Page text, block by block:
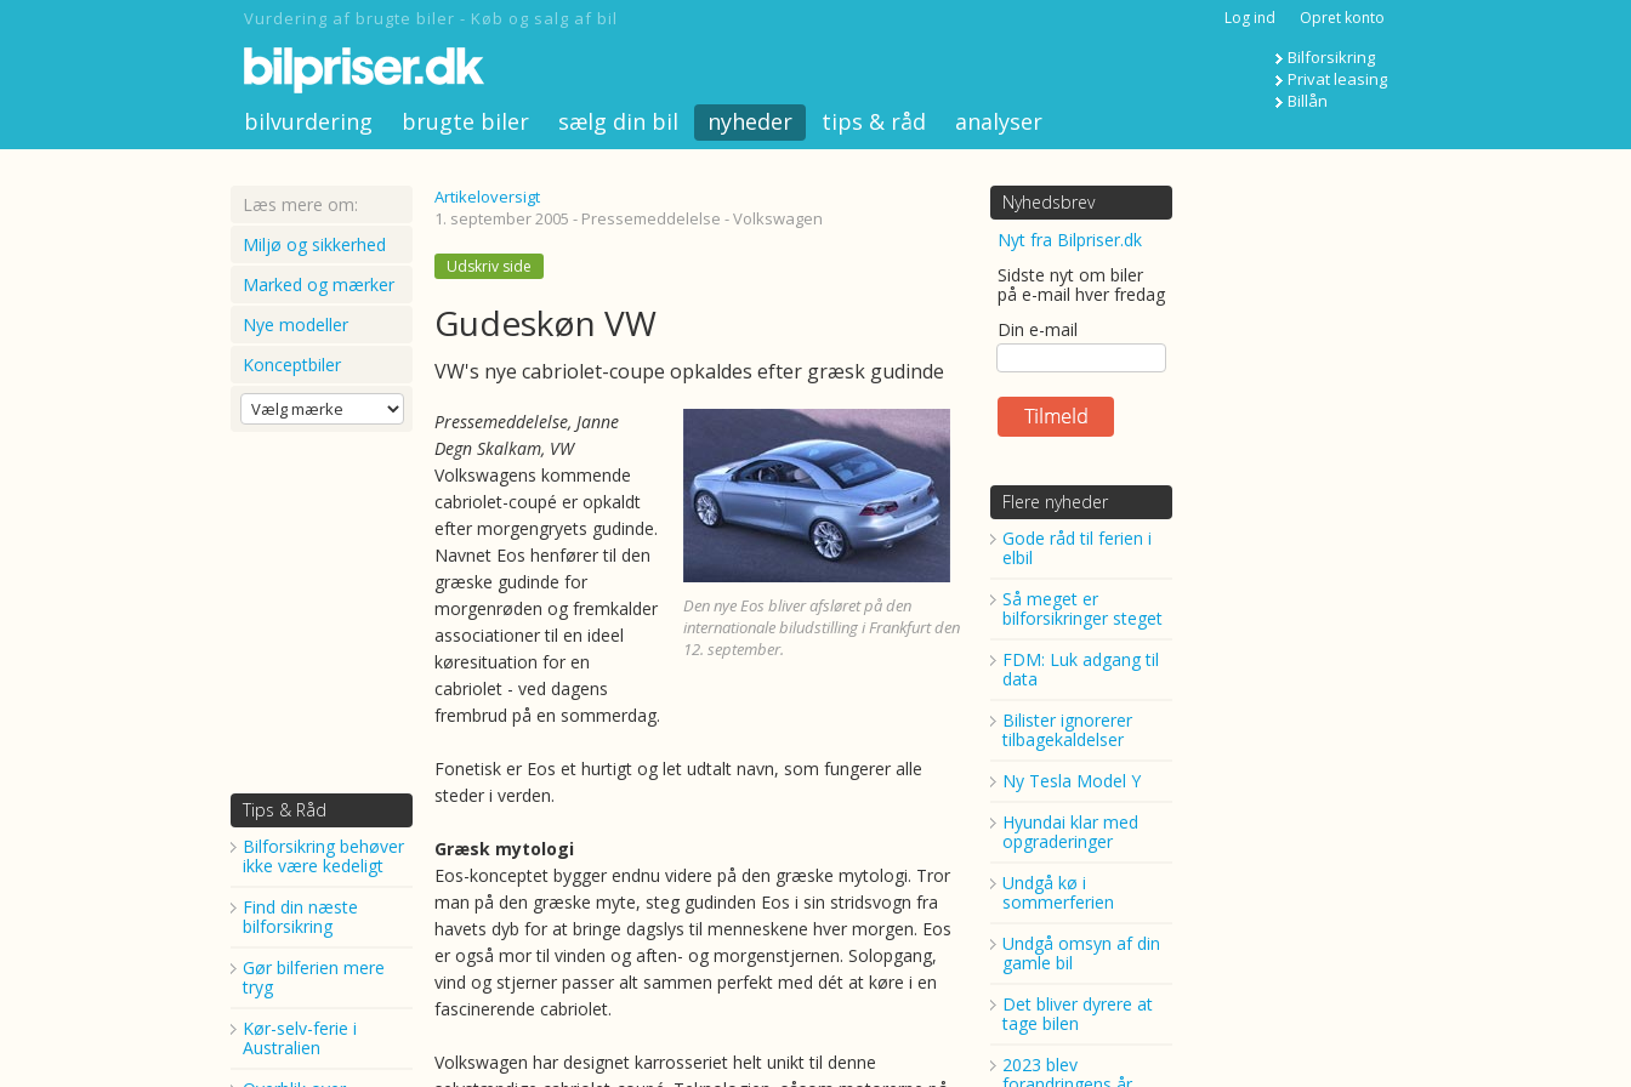
Vurdering af brugte biler - Køb og salg af bil Log ind Opret konto
Bilforsikring
Privat leasing
Billån
bilvurdering brugte biler sælg din bil nyheder tips & råd analyser
Læs mere om:
Miljø og sikkerhed
Marked og mærker
Nye modeller
Konceptbiler
Tips & Råd
Bilforsikring behøver
ikke være kedeligt
Find din næste
bilforsikring
Gør bilferien mere
tryg
Kør-selv-ferie i
Australien
Artikeloversigt
1. september 2005 - Pressemeddelelse - Volkswagen
Udskriv side
Gudeskøn VW
VW's nye cabriolet-coupe opkaldes efter græsk gudinde
Den nye Eos bliver afsløret på den
internationale biludstilling i Frankfurt den
12. september.
Pressemeddelelse, Janne
Degn Skalkam, VW
Volkswagens kommende
cabriolet-coupé er opkaldt
efter morgengryets gudinde.
Navnet Eos henfører til den
græske gudinde for
morgenrøden og fremkalder
associationer til en ideel
køresituation for en
cabriolet - ved dagens
frembrud på en sommerdag.
Fonetisk er Eos et hurtigt og let udtalt navn, som fungerer alle
steder i verden.
Græsk mytologi
Eos-konceptet bygger endnu videre på den græske mytologi. Tror
man på den græske myte, steg gudinden Eos i sin stridsvogn fra
havets dyb for at bringe dagslys til menneskene hver morgen. Eos
er også mor til vinden og aften- og morgenstjernen. Solopgang,
vind og stjerner passer alt sammen perfekt med dét at køre i en
fascinerende cabriolet.
Volkswagen har designet karrosseriet helt unikt til denne
Nyhedsbrev
Nyt fra Bilpriser.dk
Sidste nyt om biler
på e-mail hver fredag
Din e-mail
Flere nyheder
Gode råd til ferien i
elbil
Så meget er
bilforsikringer steget
FDM: Luk adgang til
data
Bilister ignorerer
tilbagekaldelser
Ny Tesla Model Y
Hyundai klar med
opgraderinger
Undgå kø i
sommerferien
Undgå omsyn af din
gamle bil
Det bliver dyrere at
tage bilen
2023 blev